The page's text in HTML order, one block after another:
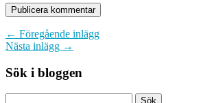
← Föregående inlägg
Nästa inlägg →
Sök i bloggen